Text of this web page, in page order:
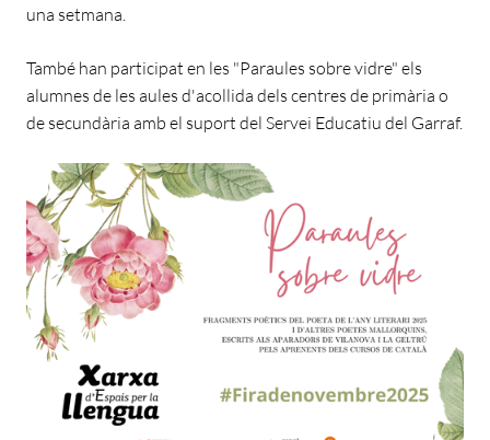
una setmana.
També han participat en les "Paraules sobre vidre" els
alumnes de les aules d'acollida dels centres de primària o
de secundària amb el suport del Servei Educatiu del Garraf.